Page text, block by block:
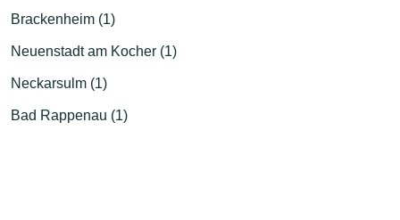
Brackenheim (1)
Neuenstadt am Kocher (1)
Neckarsulm (1)
Bad Rappenau (1)